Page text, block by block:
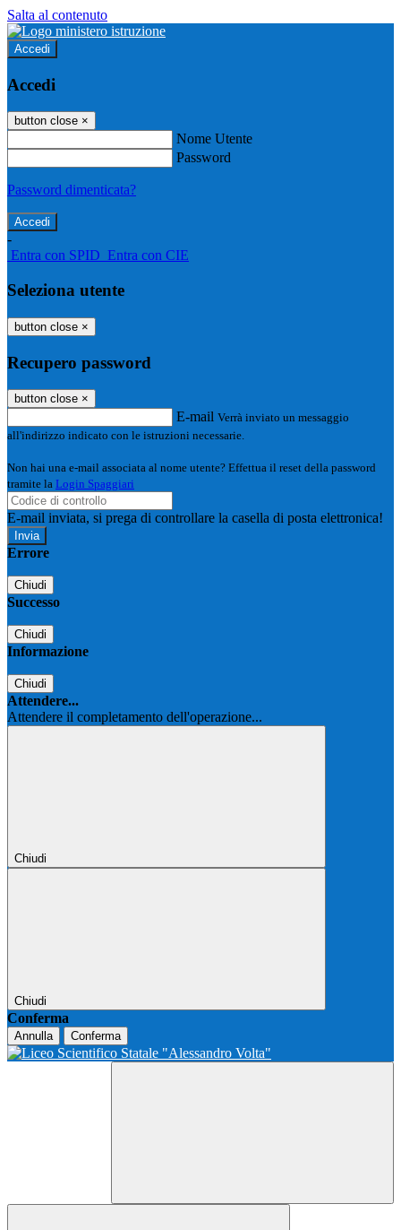
Salta al contenuto
Accedi
Accedi
button close ×
Nome Utente
Password
Password dimenticata?
-
Entra con SPID Entra con CIE
Seleziona utente
button close ×
Recupero password
button close ×
E-mail Verrà inviato un messaggio
all'indirizzo indicato con le istruzioni necessarie.
Non hai una e-mail associata al nome utente? Effettua il reset della password
tramite la Login Spaggiari
E-mail inviata, si prega di controllare la casella di posta elettronica!
Errore
Chiudi
Successo
Chiudi
Informazione
Chiudi
Attendere...
Attendere il completamento dell'operazione...
Chiudi
Chiudi
Conferma
Annulla Conferma